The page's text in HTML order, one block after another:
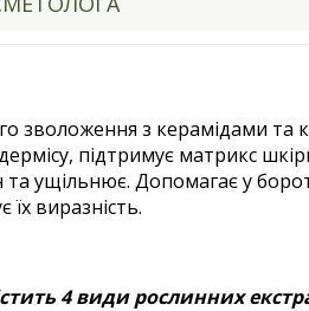
зволоження з керамідами та
підтримує матрикс
ущільнює. Допомагає у
виразність.
4 види рослинних